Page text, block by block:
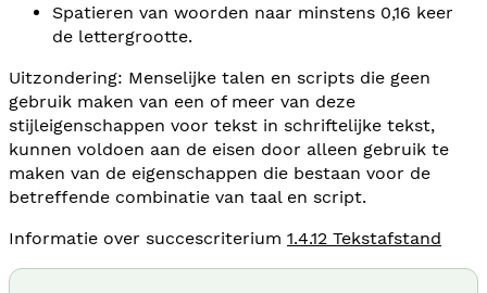
Spatieren van woorden naar minstens 0,16 keer
de lettergrootte.
Uitzondering: Menselijke talen en scripts die geen
gebruik maken van een of meer van deze
stijleigenschappen voor tekst in schriftelijke tekst,
kunnen voldoen aan de eisen door alleen gebruik te
maken van de eigenschappen die bestaan voor de
betreffende combinatie van taal en script.
Informatie over succescriterium 1.4.12 Tekstafstand